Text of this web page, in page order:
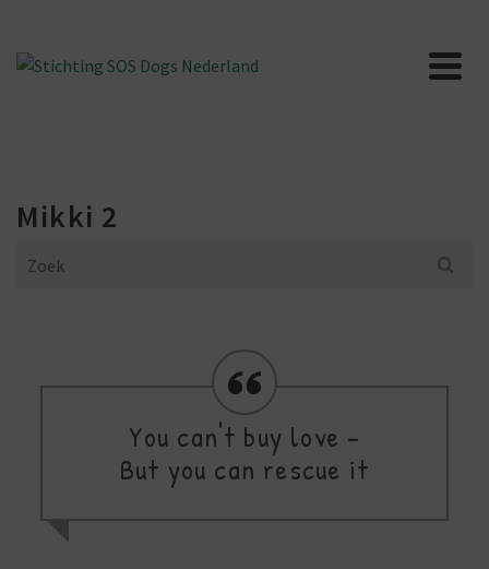
Mikki 2
Search
You can't buy love -
But you can rescue it